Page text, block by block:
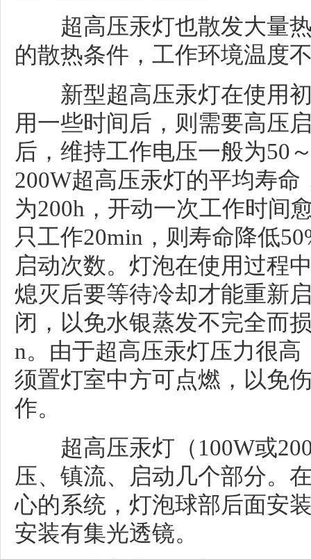
超高压汞灯也散发大量热
的散热条件，工作环境温度
新型超高压汞灯在使用初
用一些时间后，则需要高压
后，维持工作电压一般为50
200W超高压汞灯的平均寿
为200h，开动一次工作时间
只工作20min，则寿命降低
启动次数。灯泡在使用过程
熄灭后要等待冷却才能重新
闭，以免水银蒸发不完全而
n。由于超高压汞灯压力很
须置灯室中方可点燃，以免
作。
超高压汞灯（100W或
压、镇流、启动几个部分。
心的系统，灯泡球部后面安
安装有集光透镜。